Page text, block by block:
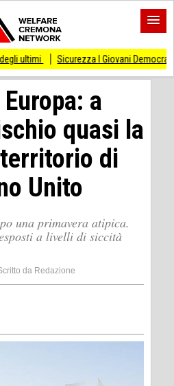
I Giovani Democratici ribattono ai
a
quasi la
di
Unito
una primavera atipica.
a livelli di siccità
da Redazione